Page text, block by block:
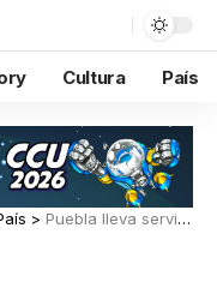
Cultura País
> Puebla lleva servicios del Registro Civil a la CDMX